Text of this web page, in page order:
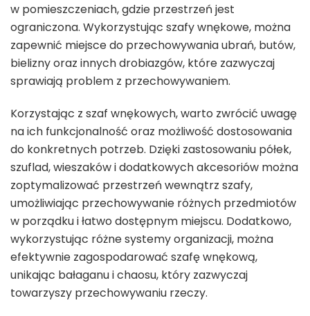
w pomieszczeniach, gdzie przestrzeń jest
ograniczona. Wykorzystując szafy wnękowe, można
zapewnić miejsce do przechowywania ubrań, butów,
bielizny oraz innych drobiazgów, które zazwyczaj
sprawiają problem z przechowywaniem.
Korzystając z szaf wnękowych, warto zwrócić uwagę
na ich funkcjonalność oraz możliwość dostosowania
do konkretnych potrzeb. Dzięki zastosowaniu półek,
szuflad, wieszaków i dodatkowych akcesoriów można
zoptymalizować przestrzeń wewnątrz szafy,
umożliwiając przechowywanie różnych przedmiotów
w porządku i łatwo dostępnym miejscu. Dodatkowo,
wykorzystując różne systemy organizacji, można
efektywnie zagospodarować szafę wnękową,
unikając bałaganu i chaosu, który zazwyczaj
towarzyszy przechowywaniu rzeczy.